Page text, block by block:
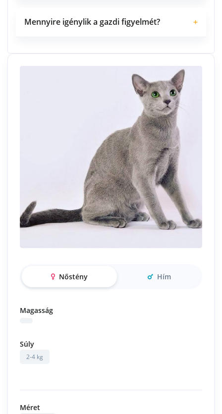
Nőstény Hím
Magasság
Súly
2-4 kg
Méret
Mennyire igénylik a gazdi figyelmét? +